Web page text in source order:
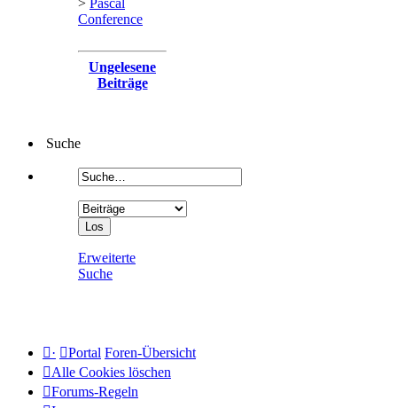
> Pascal
Conference
Ungelesene
Beiträge
Suche
Erweiterte
Suche
· Portal Foren-Übersicht
Alle Cookies löschen
Forums-Regeln